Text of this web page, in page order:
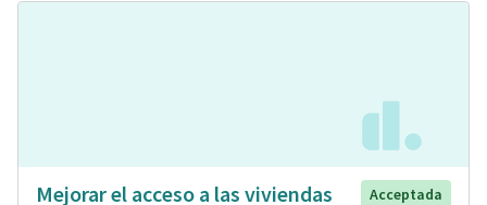
Mejorar el acceso a las viviendas Acceptada